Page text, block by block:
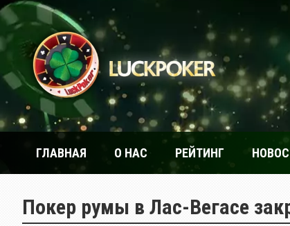
ГЛАВНАЯ О НАС РЕЙТИНГ
Покер румы в Лас-Вегасе